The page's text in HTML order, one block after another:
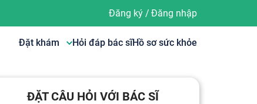
Đăng ký/ Đăng nhập
Đặt khám Hỏi đáp bác sĩHồ sơ sức khỏe
ĐẶT CÂU HỎI VỚI BÁC SĨ